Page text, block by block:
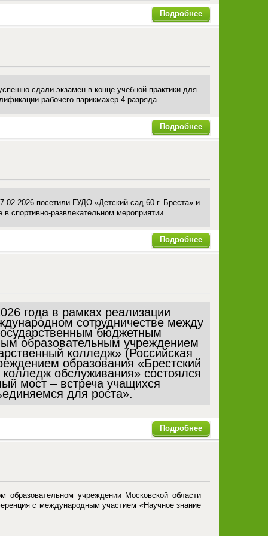
Подробнее
сдали экзамен в конце учебной практики для
рабочего парикмахер 4 разряда.
Подробнее
посетили ГУДО «Детский сад 60 г. Бреста» и
в спортивно-развлекательном мероприятии
Подробнее
года в рамках реализации
сотрудничестве между
бюджетным
образовательным учреждением
колледж» (Российская
образования «Брестский
колледж обслуживания» состоялся
мост – встреча учащихся
для роста».
Подробнее
учреждении Московской области
с международным участием «Научное знание